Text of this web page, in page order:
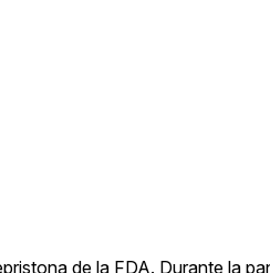
de la FDA. Durante la